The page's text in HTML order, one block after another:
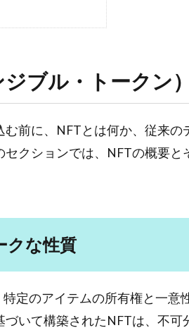
ブル・トークン
前に、NFTとは何か、従来の
クションでは、NFTの概要と
クな性質
定のアイテムの所有権と一意
いて構築されたNFTは、不可